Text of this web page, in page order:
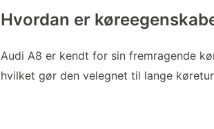
Hvordan er
Audi A8 er kendt for sin fremragende
hvilket gør den velegnet til lange